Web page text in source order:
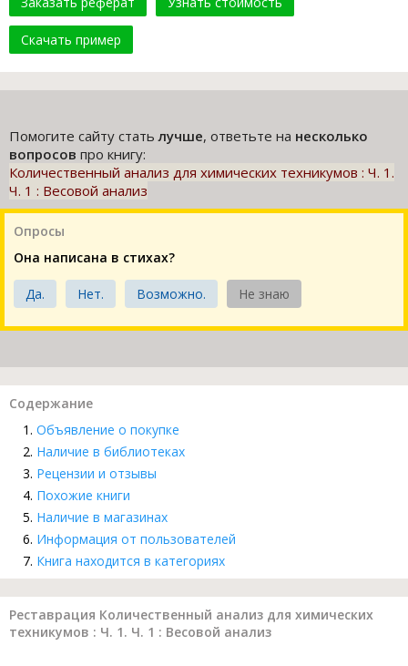
Скачать пример
Помогите сайту статьлучше, ответьте на несколько
вопросов про книгу:
Количественный анализ для химических техникумов : Ч. 1.
Ч. 1 : Весовой анализ
Опросы
Она написана в стихах?
Да. Нет. Возможно. Не знаю
Содержание
Объявление о покупке
Наличие в библиотеках
Рецензии и отзывы
Похожие книги
Наличие в магазинах
Информация от пользователей
Книга находится в категориях
Реставрация Количественный анализ для химических
техникумов : Ч. 1. Ч. 1 : Весовой анализ